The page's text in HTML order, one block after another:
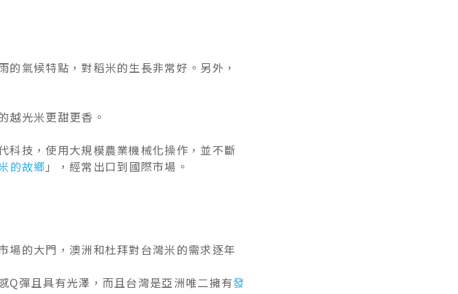
氣候特點，對稻米的生長非常好。另外，
越光米更甜更香。
科技，使用大規模農業機械化操作，並不斷
的故鄉 」，經常出口到國際市場。
場的大門，澳洲和杜拜對台灣米的需求逐年
Q彈且具有光澤，而且台灣是亞洲唯二擁有發